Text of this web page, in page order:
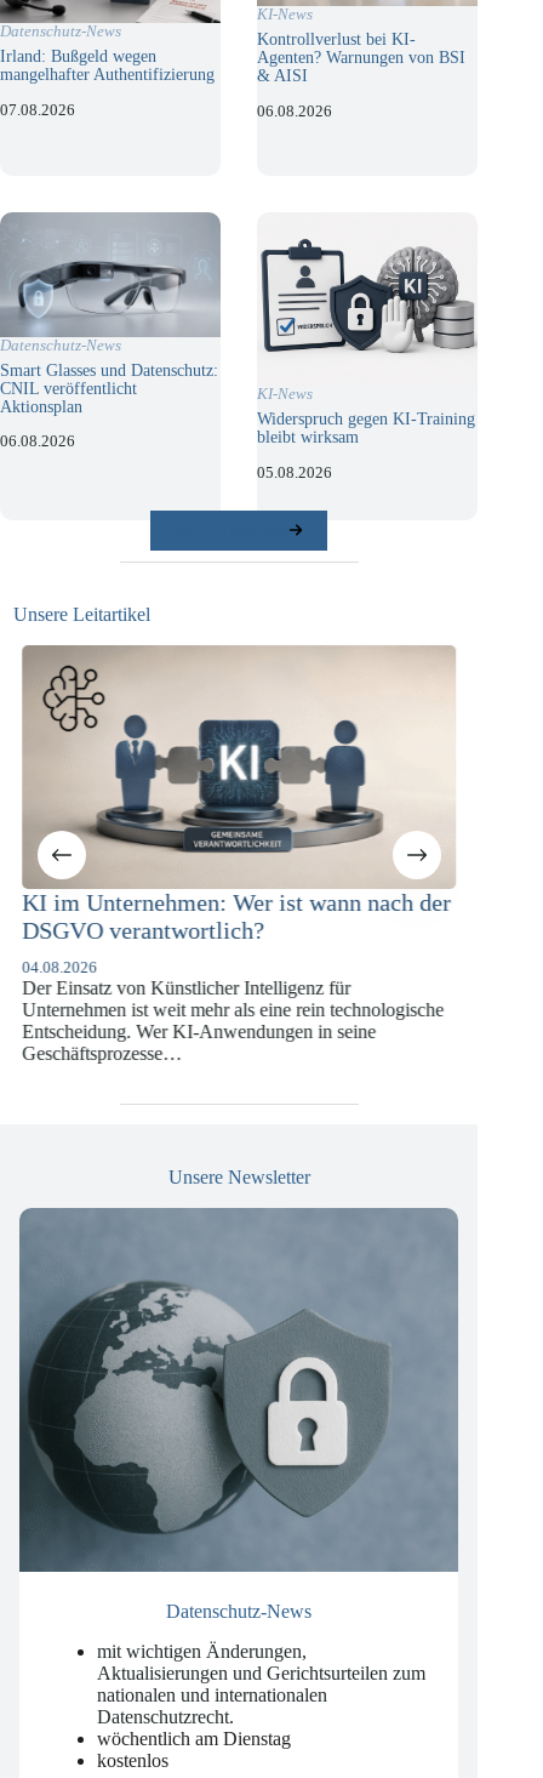
Datenschutz-News
Irland: Bußgeld wegen
mangelhafter Authentifizierung
07.08.2026
KI-News
Kontrollverlust bei KI-
Agenten? Warnungen von BSI
& AISI
06.08.2026
Datenschutz-News
Smart Glasses und Datenschutz:
CNIL veröffentlicht
Aktionsplan
06.08.2026
KI-News
Widerspruch gegen KI-Training
bleibt wirksam
05.08.2026
Unsere Leitartikel
Wer ist wann nach der
verantwortlich?
von Künstlicher Intelligenz für
ist weit mehr als eine rein technologische
Wer KI-Anwendungen in seine
KI-Compliance
Die europäische
Unsere Newsletter
Datenschutz-News
mit wichtigen Änderungen,
Aktualisierungen und Gerichtsurteilen zum
nationalen und internationalen
Datenschutzrecht.
wöchentlich am Dienstag